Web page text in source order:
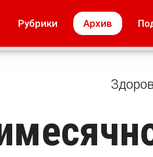
Рубрики Архив
МОЁ! Плюс Липецк
Образование +